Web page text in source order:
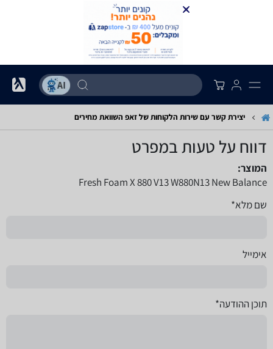
יצירת קשר עם שירות הלקוחות של זאפ השוואת מחירים
דווח על טעות במפרט
המוצר:
Fresh Foam X 880 V13 W880N13 New Balance
שם מלא*
אימייל
תוכן ההודעה*